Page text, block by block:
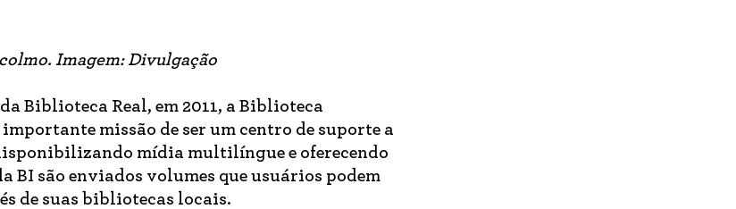
Imagem: Divulgação
Biblioteca Real, em 2011, a Biblioteca
missão de ser um centro de suporte a
mídia multilíngue e oferecendo
BI são enviados volumes que usuários podem
de suas bibliotecas locais.